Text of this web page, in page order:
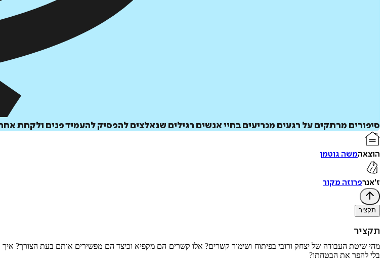
סיפורים מרתקים על רגעים מכריעים בחיי אנשים רגילים שנאלצים להפסיק להעמיד פנים ולקחת
הוצאהמשה גוטמן
ז'אנרפרוזה מקור
תקציר
תקציר
מהי שיטת העבודה של יצחק ורובי בפיתוח ושימור קשרים? אלו קשרים הם מקפיא וכיצד הם מפשירים אותם בעת הצורך? איך
בלי להפר את הבטחתו?